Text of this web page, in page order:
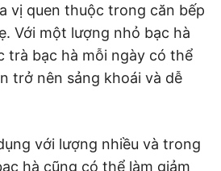
vị quen thuộc trong căn bếp
Với một lượng nhỏ bạc hà
trà bạc hà mỗi ngày có thể
trở nên sảng khoái và dễ
với lượng nhiều và trong
hà cũng có thể làm giảm